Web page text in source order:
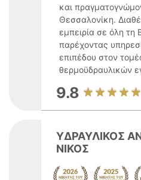
και
Θεσσαλονίκη.
εμπειρία σε όλη τη
παρέχοντας
επιπέδου στον
θερμοϋδραυλικών
9.8
ΥΔΡΑΥΛΙΚΟΣ
ΝΙΚΟΣ